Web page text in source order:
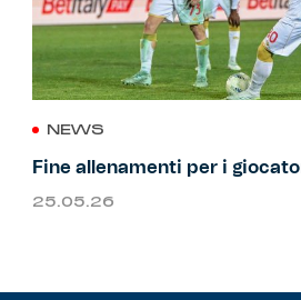
NEWS
Fine allenamenti per i
25.05.26